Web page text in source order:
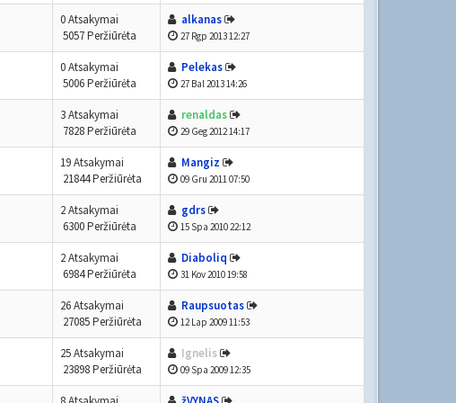
0 Atsakymai
5057 Peržiūrėta
alkanas
27 Rgp 2013 12:27
0 Atsakymai
5006 Peržiūrėta
Pelekas
27 Bal 2013 14:26
3 Atsakymai
7828 Peržiūrėta
renaldas
29 Geg 2012 14:17
19 Atsakymai
21844 Peržiūrėta
Mangiz
09 Gru 2011 07:50
2 Atsakymai
6300 Peržiūrėta
gdrs
15 Spa 2010 22:12
2 Atsakymai
6984 Peržiūrėta
Diaboliq
31 Kov 2010 19:58
26 Atsakymai
27085 Peržiūrėta
Raupsuotas
12 Lap 2009 11:53
25 Atsakymai
23898 Peržiūrėta
Ignelis
09 Spa 2009 12:35